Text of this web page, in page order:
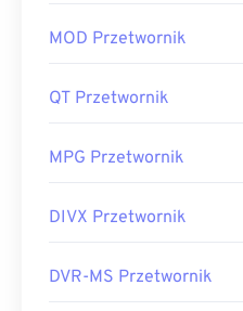
MOD Przetwornik
QT Przetwornik
MPG Przetwornik
DIVX Przetwornik
DVR-MS Przetwornik